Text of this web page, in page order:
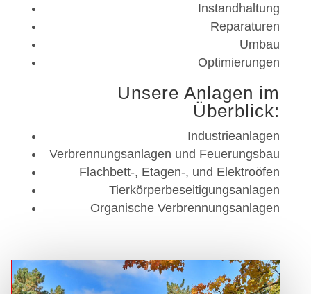
Instandhaltung
Reparaturen
Umbau
Optimierungen
Unsere Anlagen im
Überblick:
Industrieanlagen
Verbrennungsanlagen und Feuerungsbau
Flachbett-, Etagen-, und Elektroöfen
Tierkörperbeseitigungsanlagen
Organische Verbrennungsanlagen